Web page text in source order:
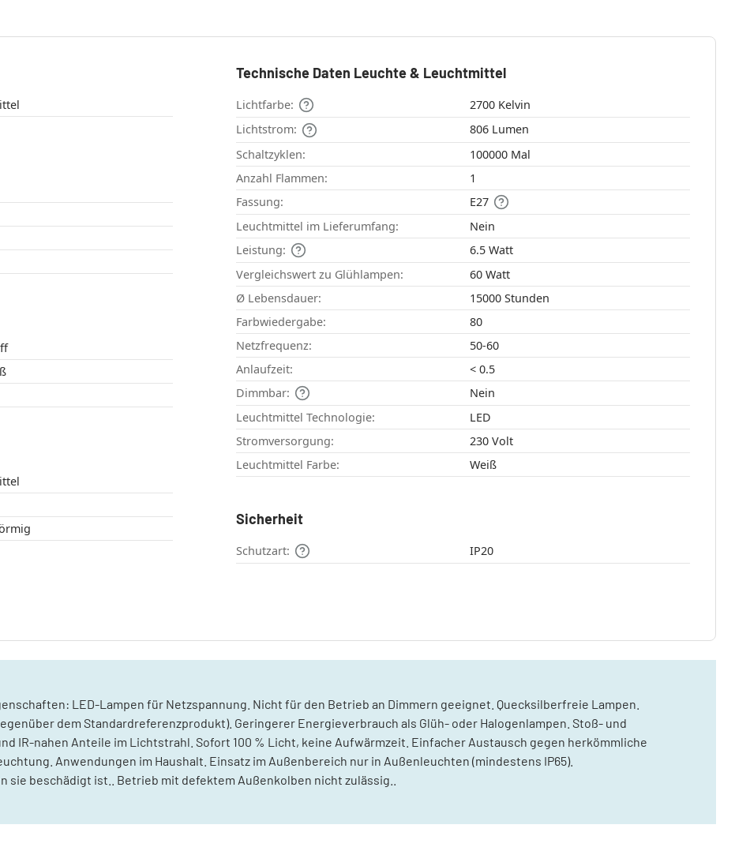
Technische Daten Leuchte & Leuchtmittel
Lichtfarbe:
2700 Kelvin
Lichtstrom:
806 Lumen
Schaltzyklen:
100000 Mal
Anzahl Flammen:
1
Fassung:
E27
Leuchtmittel im Lieferumfang:
Nein
Leistung:
6.5 Watt
Vergleichswert zu Glühlampen:
60 Watt
Ø Lebensdauer:
15000 Stunden
Farbwiedergabe:
80
Netzfrequenz:
50-60
Anlaufzeit:
< 0.5
Dimmbar:
Nein
Leuchtmittel Technologie:
LED
Stromversorgung:
230 Volt
Leuchtmittel Farbe:
Weiß
Sicherheit
Schutzart: IP20
LED-Lampen für Netzspannung. Nicht für den Betrieb an Dimmern geeignet. Quecksilberfreie Lampen.
dem Standardreferenzprodukt). Geringerer Energieverbrauch als Glüh- oder Halogenlampen. Stoß- und
IR-nahen Anteile im Lichtstrahl. Sofort 100 % Licht, keine Aufwärmzeit. Einfacher Austausch gegen herkömmliche
Anwendungen im Haushalt. Einsatz im Außenbereich nur in Außenleuchten (mindestens IP65).
beschädigt ist.. Betrieb mit defektem Außenkolben nicht zulässig..